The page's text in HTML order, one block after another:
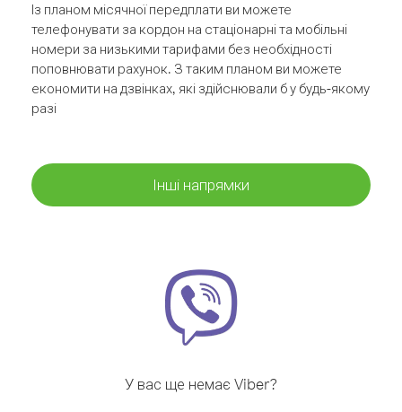
Із планом місячної передплати ви можете
телефонувати за кордон на стаціонарні та мобільні
номери за низькими тарифами без необхідності
поповнювати рахунок. З таким планом ви можете
економити на дзвінках, які здійснювали б у будь-якому
разі
Інші напрямки
У вас ще немає Viber?